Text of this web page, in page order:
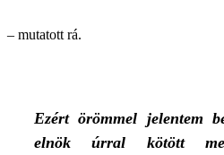
– mutatott rá.
Ezért örömmel jelentem
elnök úrral kötött